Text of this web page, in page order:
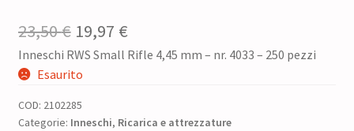
23,50€ Il
prezzo
originale
era:
19,97 €Il
prezzo
è:
Inneschi RWS Small Rifle 4,45 mm – nr. 4033 – 250 pezzi
Esaurito
COD: 2102285
Categorie: Inneschi, Ricarica e attrezzature